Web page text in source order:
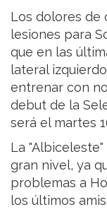
Los dolores de
lesiones para
que en las
lateral
entrenar con
debut de la
será el martes
La
gran nivel, ya
problemas a
los últimos